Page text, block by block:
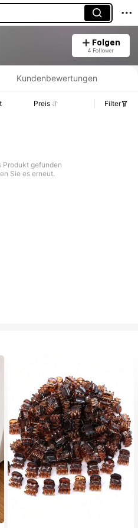
Folgen
4 Follower
und Lagerbestandsdetails.
Kundenbewertungen
Preis Filter
Produkt gefunden
Sie es erneut.